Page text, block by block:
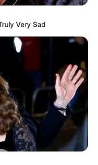
Very Sad